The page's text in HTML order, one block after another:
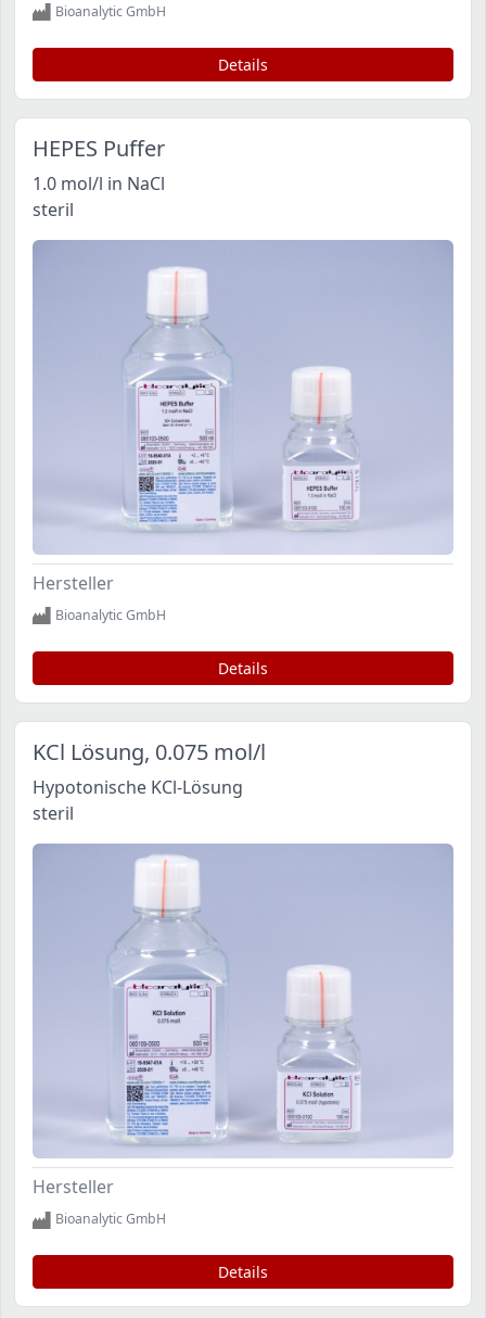
Bioanalytic GmbH
Details
HEPES Puffer
1.0 mol/l in NaCl
steril
Hersteller
Bioanalytic GmbH
Details
KCl Lösung, 0.075 mol/l
Hypotonische KCl-Lösung
steril
Hersteller
Bioanalytic GmbH
Details